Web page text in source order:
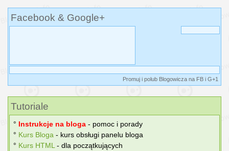
Facebook & Google+
Promuj i polub Blogowicza na FB i G+1
Tutoriale
° Instrukcje na bloga - pomoc i porady
° Kurs Bloga - kurs obsługi panelu bloga
° Kurs HTML - dla początkujących